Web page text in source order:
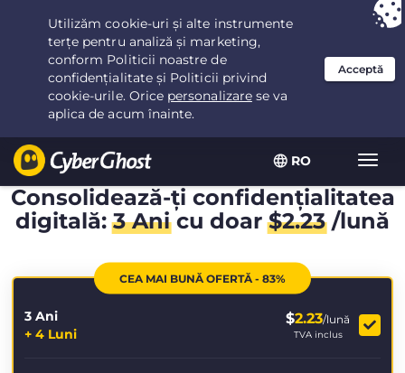
RO
Ai ales:Cea mai bună ofertăpentru 3.3333333333333ani la $
/lună
Consolidează-ți confidențialitatea
digitală:3 Anicu doar$2.23/lună
CEA MAI BUNĂ OFERTĂ - 83%
3 Ani
+ 4 Luni
$2.23/lună
TVA inclus